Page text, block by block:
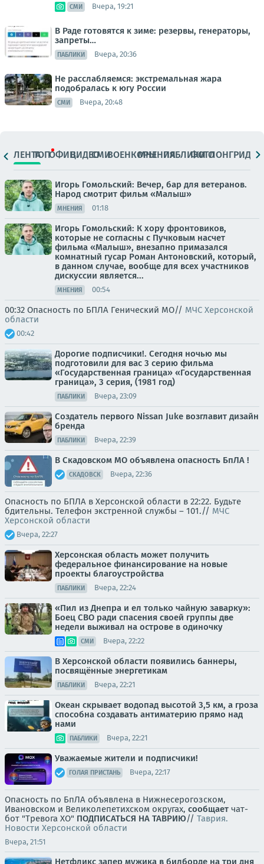
СМИ Вчера, 19:21
В Раде готовятся к зиме: резервы, генераторы,
запреты…
ПАБЛИКИ Вчера, 20:36
Не расслабляемся: экстремальная жара
подобралась к югу России
СМИ Вчера, 20:48
ЛЕНТАТОПОФИЦ.ВИДЕОСМИВОЕНКОРЫМНЕНИЯПАБЛИКИ
ФОТОЛОНГРИДЫ
Игорь Гомольский: Вечер, бар для ветеранов.
Народ смотрит фильм «Малыш»
МНЕНИЯ 01:18
Игорь Гомольский: К хору фронтовиков,
которые не согласны с Пучковым насчет
фильма «Малыш», внезапно примазался
комнатный гусар Роман Антоновский, который,
в данном случае, вообще для всех участников
дискуссии является...
МНЕНИЯ 00:54
00:32 Опасность по БПЛА Генический МО// МЧС Херсонской
области
00:42
Дорогие подписчики!. Сегодня ночью мы
подготовили для вас 3 серию фильма
«Государственная граница» «Государственная
граница», 3 серия, (1981 год)
ПАБЛИКИ Вчера, 23:09
Создатель первого Nissan Juke возглавит дизайн
бренда
ПАБЛИКИ Вчера, 22:39
В Скадовском МО объявлена опасность БпЛА !
СКАДОВСК Вчера, 22:36
Опасность по БПЛА в Херсонской области в 22:22. Будьте
бдительны. Телефон экстренной службы – 101.// МЧС
Херсонской области
Вчера, 22:27
Херсонская область может получить
федеральное финансирование на новые
проекты благоустройства
ПАБЛИКИ Вчера, 22:24
«Пил из Днепра и ел только чайную заварку»:
Боец СВО ради спасения своей группы две
недели выживал на острове в одиночку
СМИ Вчера, 22:22
В Херсонской области появились баннеры,
посвящённые энергетикам
ПАБЛИКИ Вчера, 22:21
Океан скрывает водопад высотой 3,5 км, а гроза
способна создавать антиматерию прямо над
нами
ПАБЛИКИ Вчера, 22:21
Уважаемые жители и подписчики!
ГОЛАЯ ПРИСТАНЬ Вчера, 22:17
Опасность по БпЛА объявлена в Нижнесерогозском,
Ивановском и Великолепетихском округах, сообщает чат-
бот "Тревога ХО" ПОДПИСАТЬСЯ НА ТАВРИЮ// Таврия.
Новости Херсонской области
Вчера, 21:51
Нетфликс запер мужика в билборде на три дня